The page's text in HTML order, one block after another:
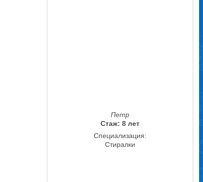
Петр
Стаж: 8 лет
Специализация:
Стиралки